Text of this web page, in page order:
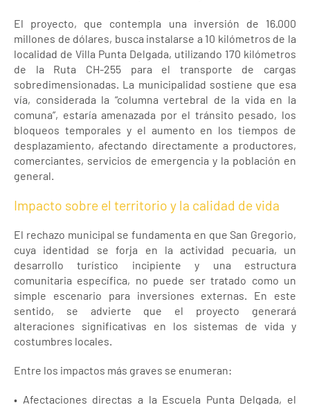
El proyecto, que contempla una inversión de 16.000
millones de dólares, busca instalarse a 10 kilómetros de la
localidad de Villa Punta Delgada, utilizando 170 kilómetros
de la Ruta CH-255 para el transporte de cargas
sobredimensionadas. La municipalidad sostiene que esa
vía, considerada la “columna vertebral de la vida en la
comuna”, estaría amenazada por el tránsito pesado, los
bloqueos temporales y el aumento en los tiempos de
desplazamiento, afectando directamente a productores,
comerciantes, servicios de emergencia y la población en
general.
Impacto sobre el territorio y la calidad de vida
El rechazo municipal se fundamenta en que San Gregorio,
cuya identidad se forja en la actividad pecuaria, un
desarrollo turístico incipiente y una estructura
comunitaria específica, no puede ser tratado como un
simple escenario para inversiones externas. En este
sentido, se advierte que el proyecto generará
alteraciones significativas en los sistemas de vida y
costumbres locales.
Entre los impactos más graves se enumeran:
• Afectaciones directas a la Escuela Punta Delgada, el